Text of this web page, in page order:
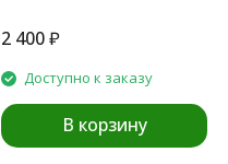
2 400₽
Доступно к заказу
В корзину